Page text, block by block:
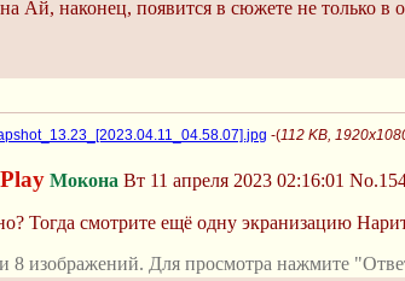
Ай, наконец, появится в сюжете не только в
-(112 KB,
Мокона Вт 11 апреля 2023 02:16:01
Тогда смотрите ещё одну экранизацию
изображений. Для просмотра нажмите